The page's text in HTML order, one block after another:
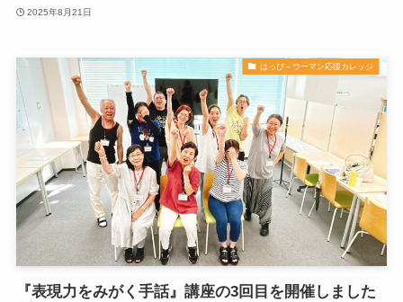
2025年8月21日
はっぴ～ウーマン応援カレッジ
『表現力をみがく手話』講座の3回目を開催しました